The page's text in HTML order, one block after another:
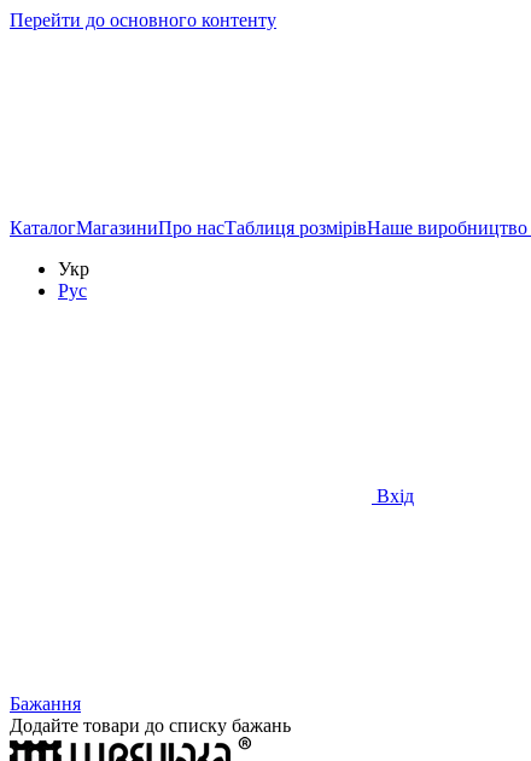
Перейти до основного контенту
КаталогМагазиниПро насТаблиця розмірівНаше виробництво
Укр
Рус
Вхід
Бажання
Додайте товари до списку бажань